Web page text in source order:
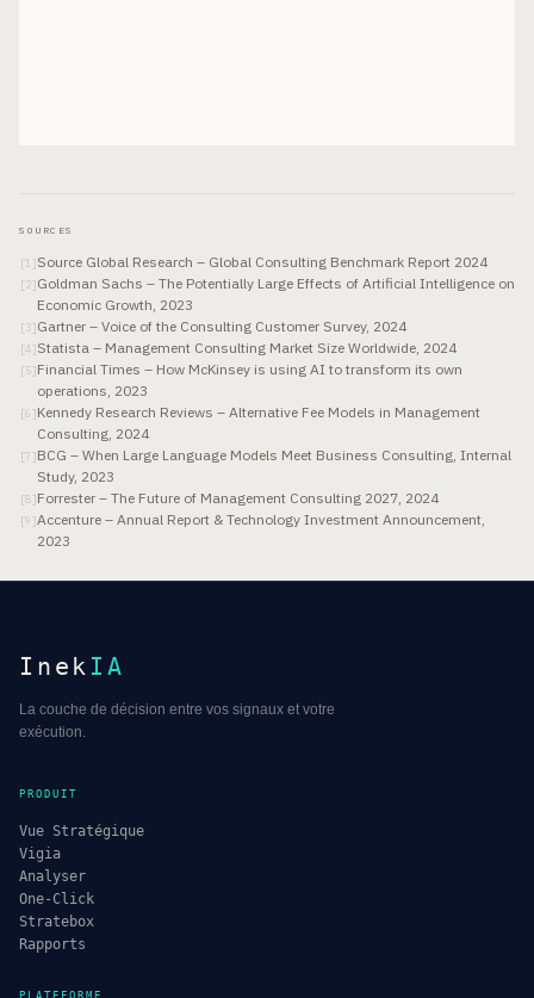
SOURCES
[1 ]Source Global Research – Global Consulting Benchmark Report 2024
[2]Goldman Sachs – The Potentially Large Effects of Artificial Intelligence on
Economic Growth, 2023
[ 3]Gartner – Voice of the Consulting Customer Survey, 2024
[4 ]Statista – Management Consulting Market Size Worldwide, 2024
[5]Financial Times – How McKinsey is using AI to transform its own
operations, 2023
[6 ]Kennedy Research Reviews – Alternative Fee Models in Management
Consulting, 2024
[7 ]BCG – When Large Language Models Meet Business Consulting, Internal
Study, 2023
[8]Forrester – The Future of Management Consulting 2027, 2024
[9 ]Accenture – Annual Report & Technology Investment Announcement,
2023
Inek IA
La couche de décision entre vos signaux et votre
exécution.
PRODUIT
Vue Stratégique
Vigia
Analyser
One-Click
Stratebox
Rapports
PLATEFORME